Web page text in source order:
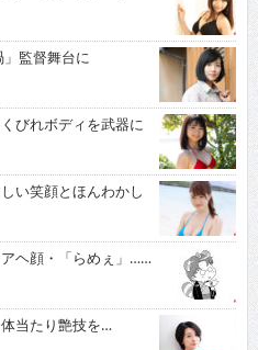
監督舞台に
びれボディを武器に
い笑顔とほんわかし
ヘ顔・「らめぇ」……
当たり艶技を…